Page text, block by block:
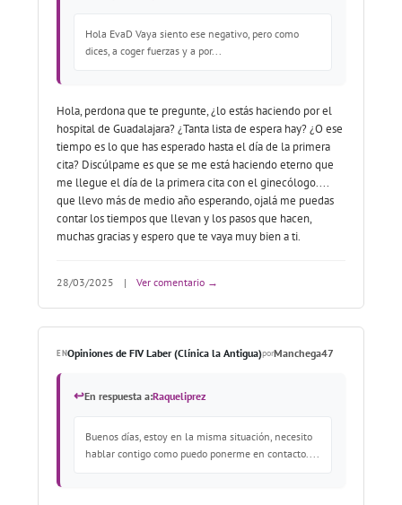
Hola EvaD Vaya siento ese negativo, pero como
dices, a coger fuerzas y a por...
Hola, perdona que te pregunte, ¿lo estás haciendo por el
hospital de Guadalajara? ¿Tanta lista de espera hay? ¿O ese
tiempo es lo que has esperado hasta el día de la primera
cita? Discúlpame es que se me está haciendo eterno que
me llegue el día de la primera cita con el ginecólogo....
que llevo más de medio año esperando, ojalá me puedas
contar los tiempos que llevan y los pasos que hacen,
muchas gracias y espero que te vaya muy bien a ti.
28/03/2025 | Ver comentario →
ENOpiniones de FIV Laber (Clínica la Antigua)porManchega47
↩En respuesta a:Raqueliprez
Buenos días, estoy en la misma situación, necesito
hablar contigo como puedo ponerme en contacto....